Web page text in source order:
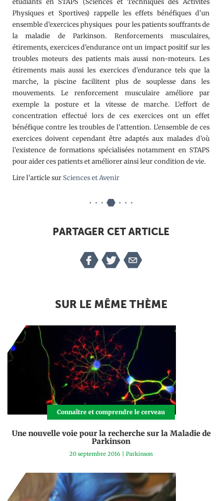
Physiques et Sportives) rappelle les effets bénéfiques d’un
ensemble d’exercices physiques pour les patients souffrants de
la maladie de Parkinson. Renforcements musculaires,
étirements, exercices d’endurance ont un impact positif sur les
troubles moteurs des patients mais aussi non-moteurs. Les
étirements mais aussi les exercices d’endurance tels que la
marche, la piscine facilitent plus de souplesse dans les
mouvements. Le renforcement musculaire améliore par
exemple la posture et la vitesse de marche. L’effort de
concentration effectué lors de ces exercices ont un effet
bénéfique contre les troubles de l’attention. L’ensemble de ces
exercices doivent cependant être adaptés aux malades d’où
l’existence de formations spécialisées notamment en STAPS
pour aider ces patients et améliorer ainsi leur condition de vie.
Lire l’article sur Sciences et Avenir
PARTAGER CET ARTICLE
SUR LE MÊME THÈME
Connaître et comprendre le cerveau
Une nouvelle voie pour la recherche sur la Maladie de
Parkinson
20 septembre 2016 | Parkinson